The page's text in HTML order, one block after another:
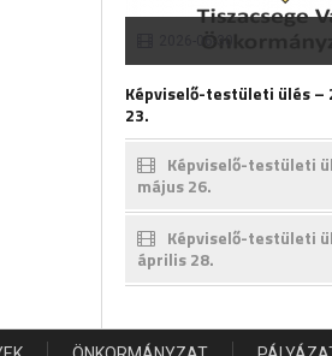
Képviselő-testületi ülés –
23.
Képviselő-testületi
május 26.
Képviselő-testületi
április 28.